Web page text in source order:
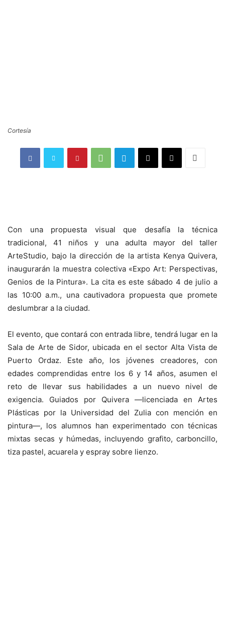
Cortesía
Con una propuesta visual que desafía la técnica
tradicional, 41 niños y una adulta mayor del taller
ArteStudio, bajo la dirección de la artista Kenya Quivera,
inaugurarán la muestra colectiva «Expo Art: Perspectivas,
Genios de la Pintura». La cita es este sábado 4 de julio a
las 10:00 a.m., una cautivadora propuesta que promete
deslumbrar a la ciudad.
El evento, que contará con entrada libre, tendrá lugar en la
Sala de Arte de Sidor, ubicada en el sector Alta Vista de
Puerto Ordaz. Este año, los jóvenes creadores, con
edades comprendidas entre los 6 y 14 años, asumen el
reto de llevar sus habilidades a un nuevo nivel de
exigencia. Guiados por Quivera —licenciada en Artes
Plásticas por la Universidad del Zulia con mención en
pintura—, los alumnos han experimentado con técnicas
mixtas secas y húmedas, incluyendo grafito, carboncillo,
tiza pastel, acuarela y espray sobre lienzo.